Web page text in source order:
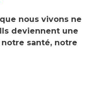
nous vivons ne
deviennent une
santé, notre